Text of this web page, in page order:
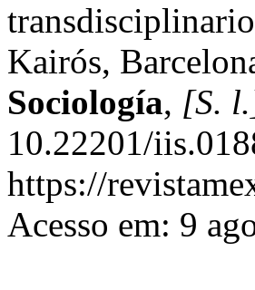
Kairós,
Sociología, [S.
10.22201/
https://
Acesso em: 9